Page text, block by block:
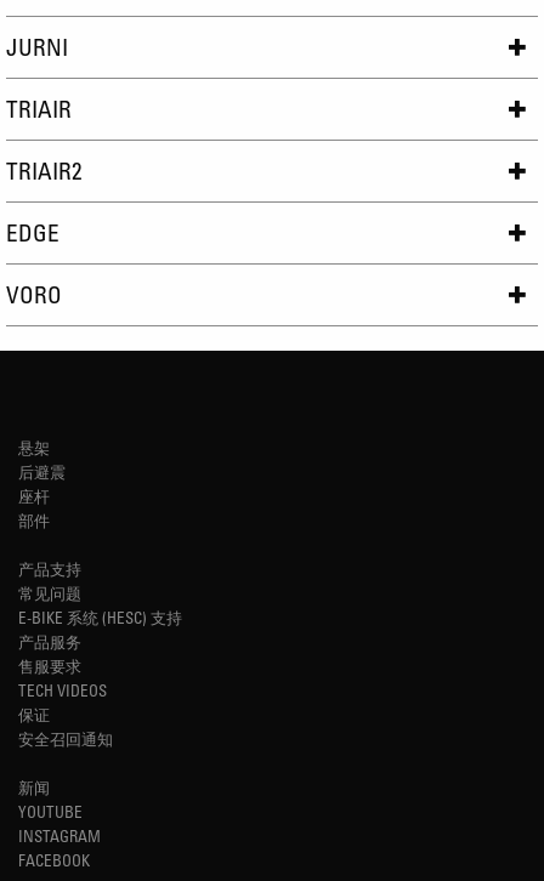
JURNI
TRIAIR
TRIAIR2
EDGE
VORO
悬架
后避震
座杆
部件
产品支持
常见问题
E-BIKE 系统 (HESC) 支持
产品服务
售服要求
TECH VIDEOS
保证
安全召回通知
新闻
YOUTUBE
INSTAGRAM
FACEBOOK